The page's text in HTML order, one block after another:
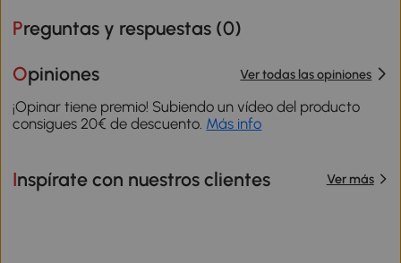
Preguntas y respuestas (0)
Opiniones Ver todas las opiniones
¡Opinar tiene premio! Subiendo un vídeo del producto
consigues 20€ de descuento. Más info
Inspírate con nuestros clientes Ver más